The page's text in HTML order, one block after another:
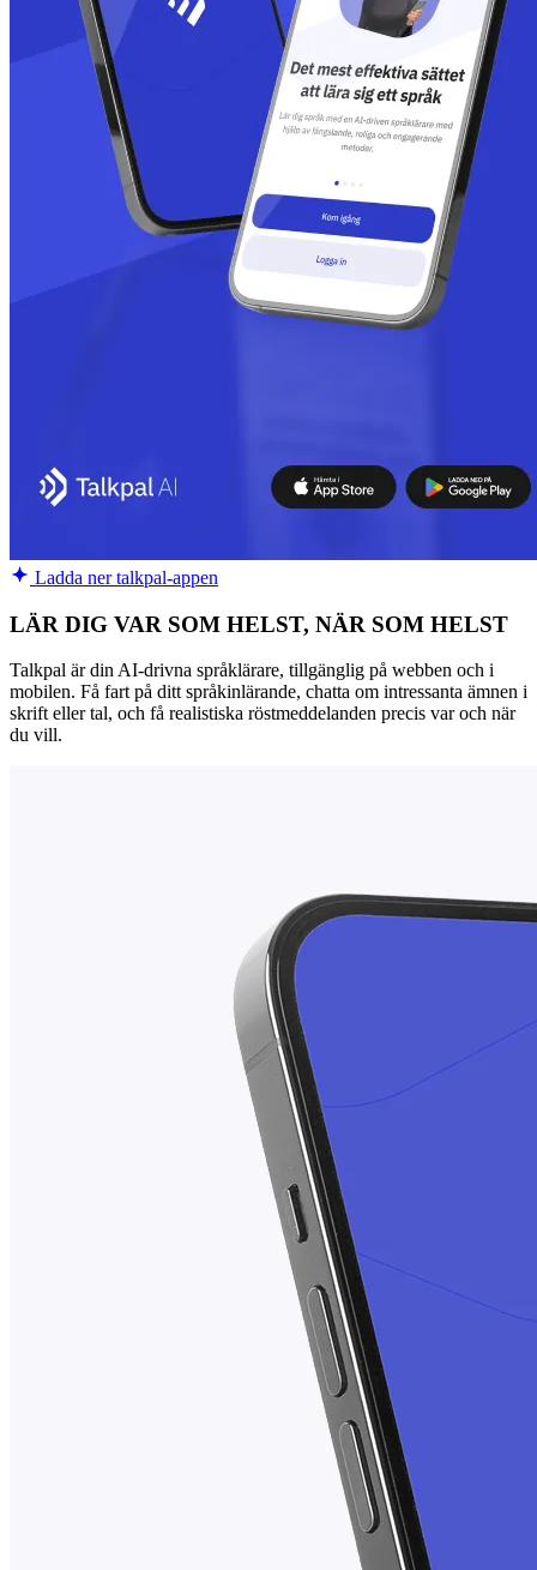
Ladda ner talkpal-appen
LÄR DIG VAR SOM HELST, NÄR SOM HELST
Talkpal är din AI-drivna språklärare, tillgänglig på webben och i
mobilen. Få fart på ditt språkinlärande, chatta om intressanta ämnen i
skrift eller tal, och få realistiska röstmeddelanden precis var och när
du vill.